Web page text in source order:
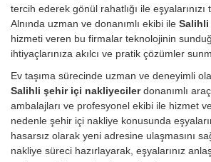
tercih ederek gönül rahatlığı ile eşyalarınızı
Alnında uzman ve donanımlı ekibi ile Salihli
hizmeti veren bu firmalar teknolojinin
ihtiyaçlarınıza akılcı ve pratik çözümler
Ev taşıma sürecinde uzman ve deneyimli
Salihli şehir içi nakliyecilerdonanımlı
ambalajları ve profesyonel ekibi ile hizmet
nedenle şehir içi nakliye konusunda
hasarsız olarak yeni adresine ulaşmasını
nakliye süreci hazırlayarak, eşyalarınız